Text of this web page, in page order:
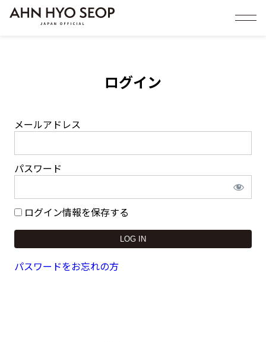
ログイン
メールアドレス
パスワード
ログイン情報を保存する
パスワードをお忘れの方